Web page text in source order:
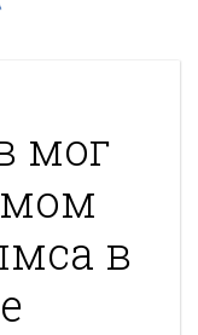
мог
в